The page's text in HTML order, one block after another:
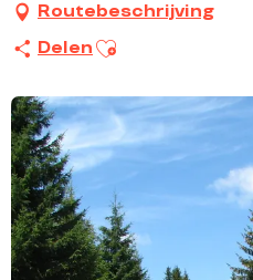
Routebeschrijving
Delen Ajouter aux favoris